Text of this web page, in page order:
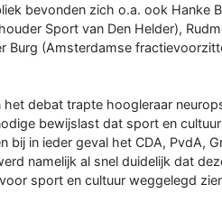
bevonden zich o.a. ook Hanke
Sport van Den Helder),
Burg (Amsterdamse
debat trapte hoogleraar
bewijslast dat sport en
bij in ieder geval het CDA, PvdA,
namelijk al snel duidelijk dat
sport en cultuur weggelegd